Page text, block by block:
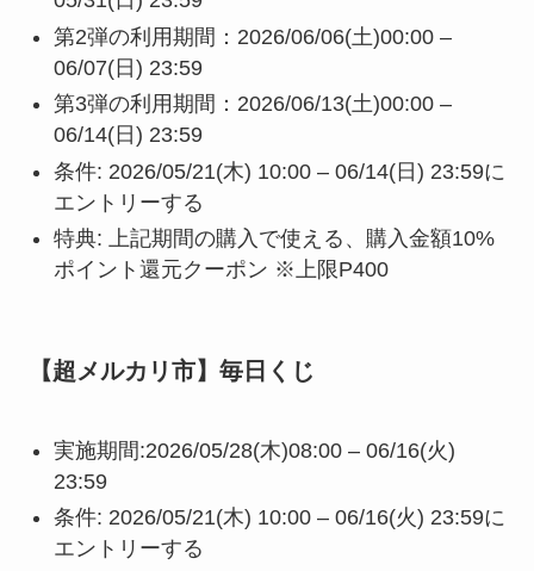
第2弾の利用期間：2026/06/06(土)00:00 –
06/07(日) 23:59
第3弾の利用期間：2026/06/13(土)00:00 –
06/14(日) 23:59
条件: 2026/05/21(木) 10:00 – 06/14(日) 23:59に
エントリーする
特典: 上記期間の購入で使える、購入金額10%
ポイント還元クーポン ※上限P400
【超メルカリ市】毎日くじ
実施期間:2026/05/28(木)08:00 – 06/16(火)
23:59
条件: 2026/05/21(木) 10:00 – 06/16(火) 23:59に
エントリーする